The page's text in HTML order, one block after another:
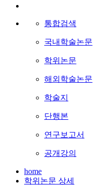
통합검색
국내학술논문
학위논문
해외학술논문
학술지
단행본
연구보고서
공개강의
home
학위논문 상세